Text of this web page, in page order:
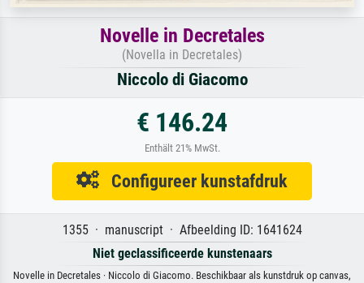
Novelle in Decretales
(Novella in Decretales)
Niccolo di Giacomo
€ 146.24
Enthält 21% MwSt.
Configureer kunstafdruk
1355 · manuscript · Afbeelding ID: 1641624
Niet geclassificeerde kunstenaars
Novelle in Decretales · Niccolo di Giacomo. Beschikbaar als kunstdruk op canvas,